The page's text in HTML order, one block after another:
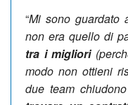
“Mi sono guardato
non era quello di
tra i migliori
modo non ottieni
due team